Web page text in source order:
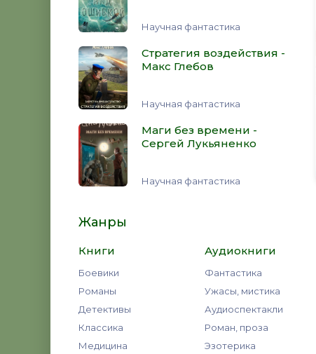
Научная фантастика
Стратегия воздействия -
Макс Глебов
Научная фантастика
Маги без времени -
Сергей Лукьяненко
Научная фантастика
Жанры
Книги
Боевики
Романы
Детективы
Классика
Медицина
Аудиокниги
Фантастика
Ужасы, мистика
Аудиоспектакли
Роман, проза
Эзотерика